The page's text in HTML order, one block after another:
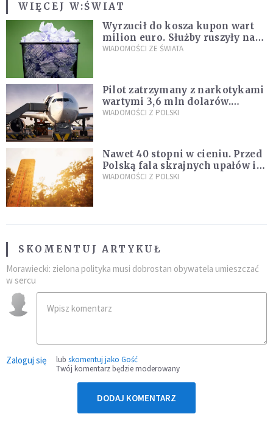
WIĘCEJ W:ŚWIAT
Wyrzucił do kosza kupon wart
milion euro. Służby ruszyły na
poszukiwania
WIADOMOŚCI ZE ŚWIATA
Pilot zatrzymany z narkotykami
wartymi 3,6 mln dolarów.
Śledczy podejrzewają, że latał
WIADOMOŚCI Z POLSKI
Nawet 40 stopni w cieniu. Przed
Polską fala skrajnych upałów i
gwałtowne burze
WIADOMOŚCI Z POLSKI
SKOMENTUJ ARTYKUŁ
Morawiecki: zielona polityka musi dobrostan obywatela umieszczać
w sercu
Zaloguj się lub skomentuj jako Gość
Twój komentarz będzie moderowany
DODAJ KOMENTARZ